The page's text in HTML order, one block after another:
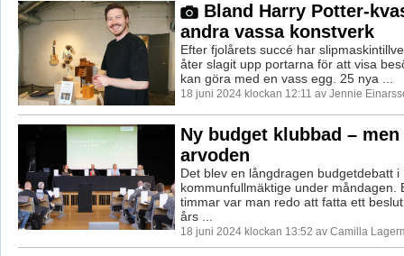
Bland Harry Potter-
andra vassa konstverk
Efter fjolårets succé har
åter slagit upp portarna för att visa
kan göra med en vass egg. 25 nya ...
18 juni 2024 klockan 12:11 av Jennie
Ny budget klubbad –
arvoden
Det blev en långdragen budgetdebatt i
kommunfullmäktige under måndagen.
timmar var man redo att fatta ett
års ...
18 juni 2024 klockan 13:52 av Camilla